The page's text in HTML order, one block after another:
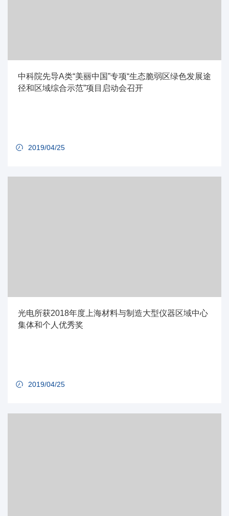
中科院先导A类“美丽中国”专项“生态脆弱区绿色发展途
径和区域综合示范”项目启动会召开
2019/04/25
光电所获2018年度上海材料与制造大型仪器区域中心
集体和个人优秀奖
2019/04/25